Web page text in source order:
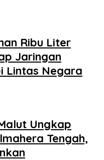
Ribu Liter
Jaringan
Lintas Negara
Ungkap
Tengah,